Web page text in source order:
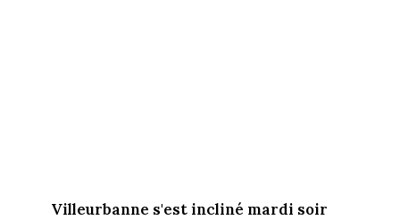
Villeurbanne s'est incliné mardi soir